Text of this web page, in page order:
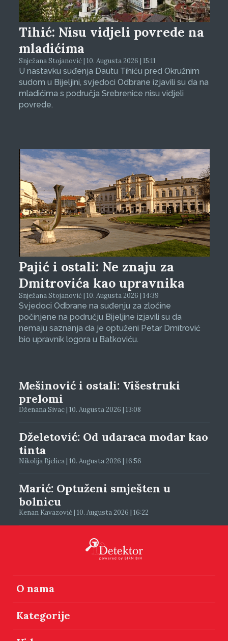
Tihić: Nisu vidjeli povrede na
mladićima
Snježana Stojanović | 10. Augusta 2026 | 15:11
U nastavku suđenja Dautu Tihiću pred Okružnim
sudom u Bijeljini, svjedoci Odbrane izjavili su da na
mladićima s područja Srebrenice nisu vidjeli
povrede.
Pajić i ostali: Ne znaju za
Dmitrovića kao upravnika
Snježana Stojanović | 10. Augusta 2026 | 14:39
Svjedoci Odbrane na suđenju za zločine
počinjene na području Bijeljine izjavili su da
nemaju saznanja da je optuženi Petar Dmitrović
bio upravnik logora u Batkoviću.
Mešinović i ostali: Višestruki
prelomi
Dženana Sivac | 10. Augusta 2026 | 13:08
Dželetović: Od udaraca modar kao
tinta
Nikolija Bjelica | 10. Augusta 2026 | 16:56
Marić: Optuženi smješten u
bolnicu
Kenan Kavazović | 10. Augusta 2026 | 16:22
O nama
Kategorije